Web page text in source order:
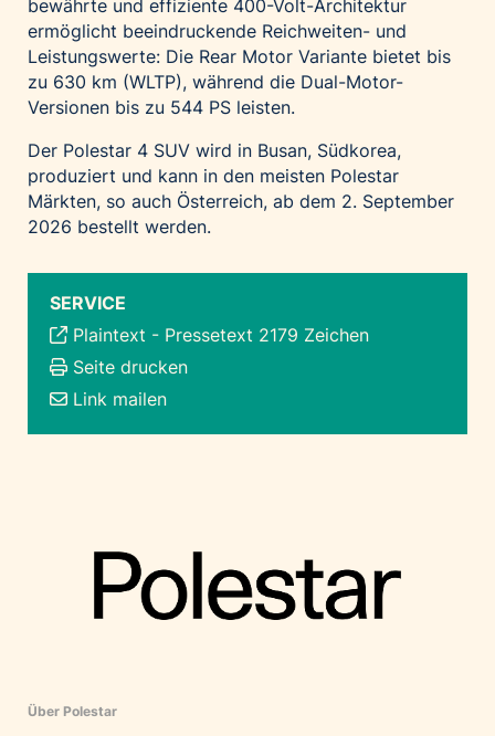
bewährte und effiziente 400-Volt-Architektur
ermöglicht beeindruckende Reichweiten- und
Leistungswerte: Die Rear Motor Variante bietet bis
zu 630 km (WLTP), während die Dual-Motor-
Versionen bis zu 544 PS leisten.
Der Polestar 4 SUV wird in Busan, Südkorea,
produziert und kann in den meisten Polestar
Märkten, so auch Österreich, ab dem 2. September
2026 bestellt werden.
SERVICE
Plaintext - Pressetext 2179 Zeichen
Seite drucken
Link mailen
Über Polestar